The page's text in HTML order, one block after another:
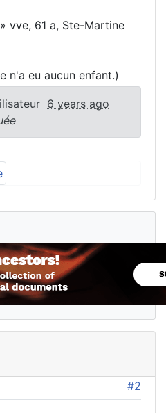
vve, 61 a, Ste-Martine
n'a eu aucun enfant.)
6 years ago
#2